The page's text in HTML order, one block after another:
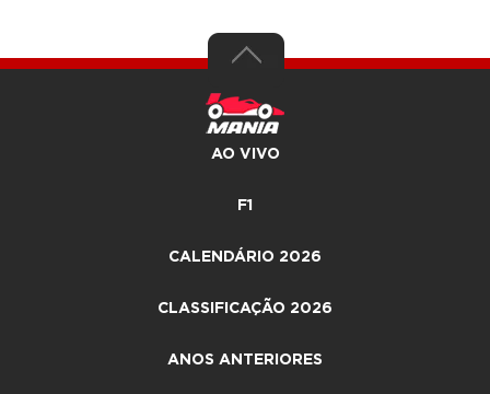
AO VIVO
F1
CALENDÁRIO 2026
CLASSIFICAÇÃO 2026
ANOS ANTERIORES